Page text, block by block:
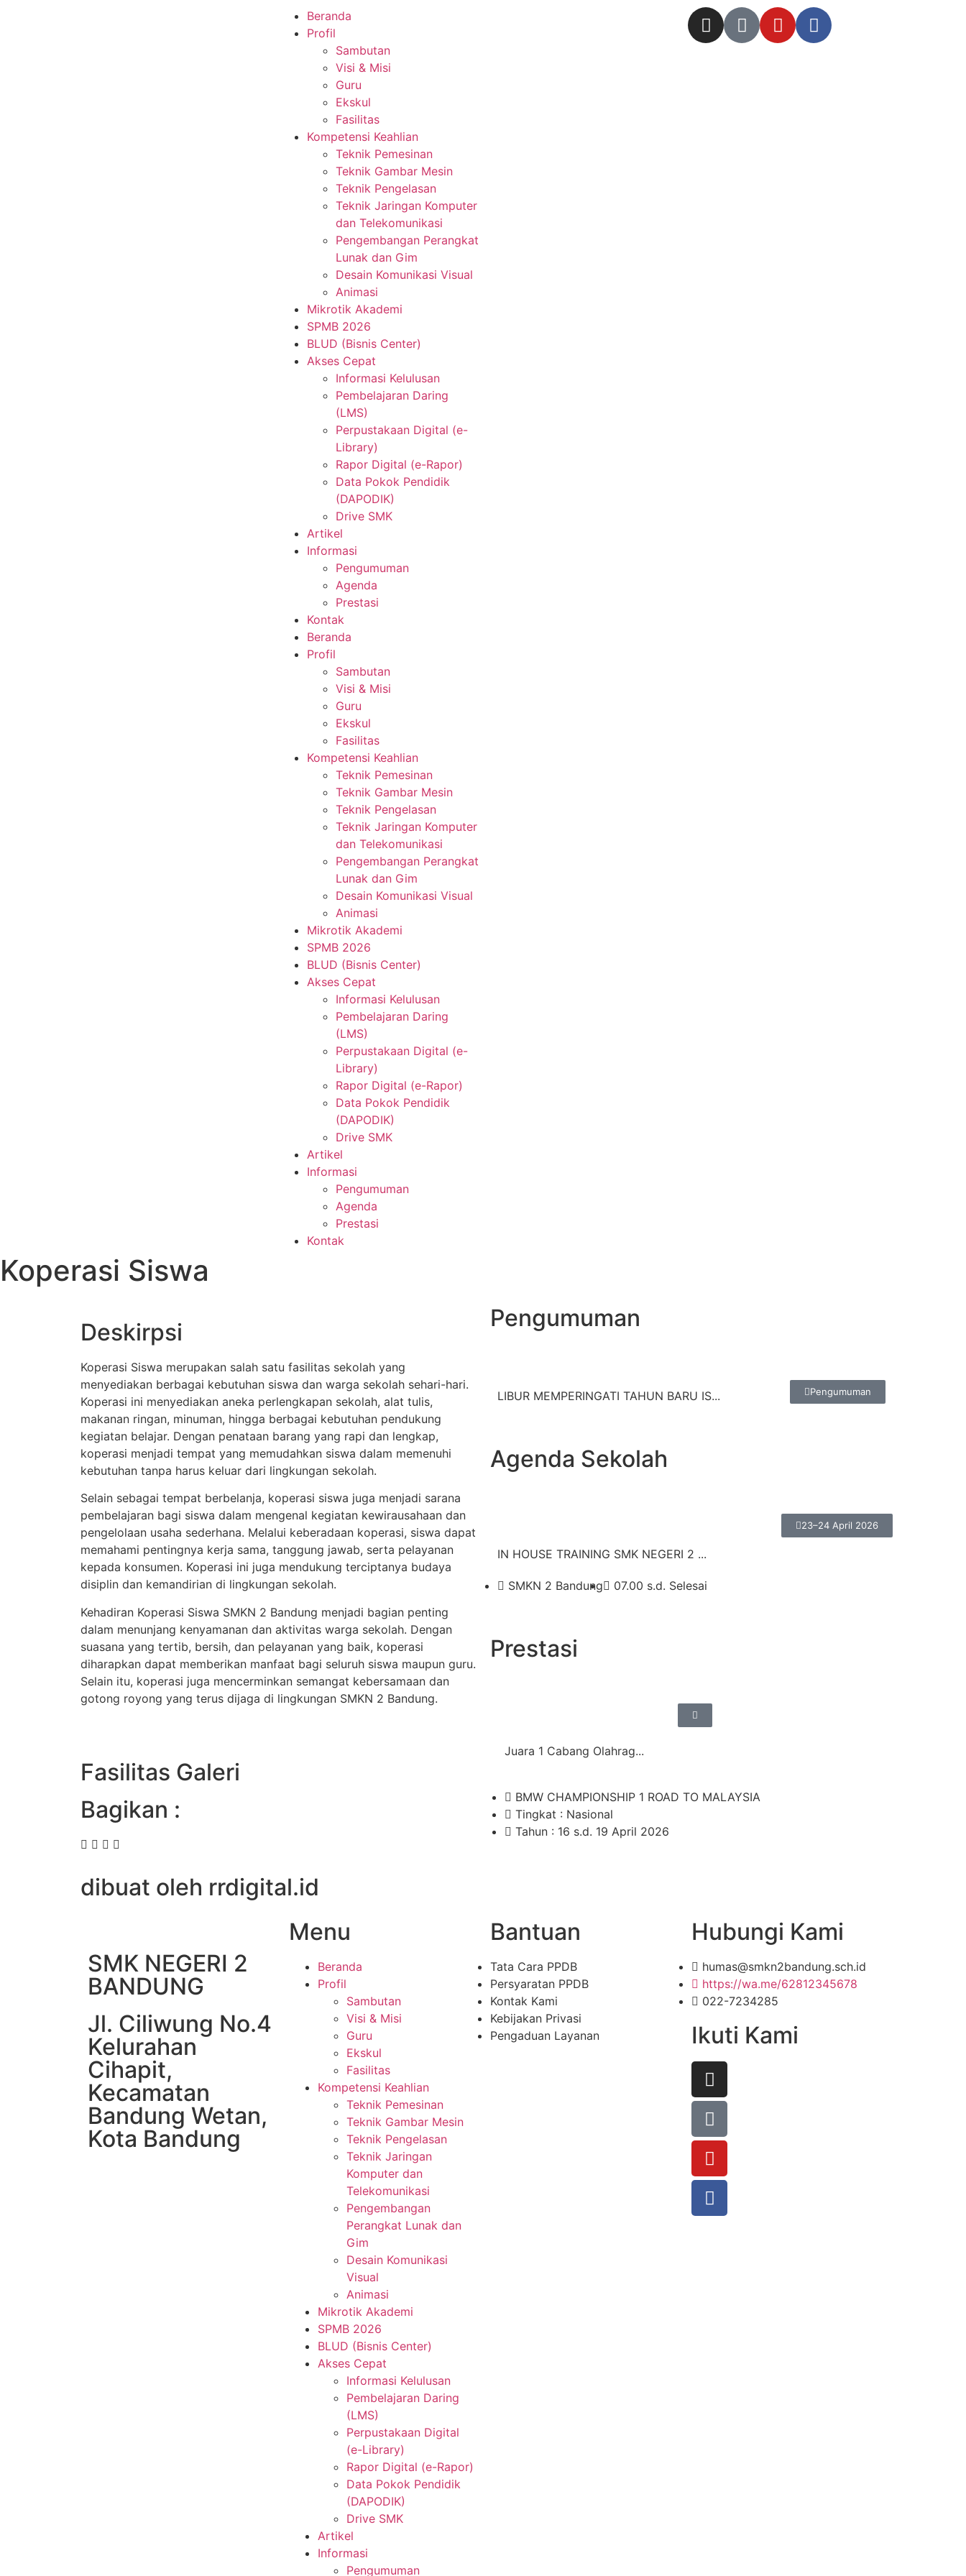
Beranda
Profil
Sambutan
Visi & Misi
Guru
Ekskul
Fasilitas
Kompetensi Keahlian
Teknik Pemesinan
Teknik Gambar Mesin
Teknik Pengelasan
Teknik Jaringan Komputer
dan Telekomunikasi
Pengembangan Perangkat
Lunak dan Gim
Desain Komunikasi Visual
Animasi
Mikrotik Akademi
SPMB 2026
BLUD (Bisnis Center)
Akses Cepat
Informasi Kelulusan
Pembelajaran Daring
(LMS)
Perpustakaan Digital (e-
Library)
Rapor Digital (e-Rapor)
Data Pokok Pendidik
(DAPODIK)
Drive SMK
Artikel
Informasi
Pengumuman
Agenda
Prestasi
Kontak
Beranda
Profil
Sambutan
Visi & Misi
Guru
Ekskul
Fasilitas
Kompetensi Keahlian
Teknik Pemesinan
Teknik Gambar Mesin
Teknik Pengelasan
Teknik Jaringan Komputer
dan Telekomunikasi
Pengembangan Perangkat
Lunak dan Gim
Desain Komunikasi Visual
Animasi
Mikrotik Akademi
SPMB 2026
BLUD (Bisnis Center)
Akses Cepat
Informasi Kelulusan
Pembelajaran Daring
(LMS)
Perpustakaan Digital (e-
Library)
Rapor Digital (e-Rapor)
Data Pokok Pendidik
(DAPODIK)
Drive SMK
Artikel
Informasi
Pengumuman
Agenda
Prestasi
Kontak
Koperasi Siswa
Deskirpsi
Koperasi Siswa merupakan salah satu fasilitas sekolah yang
menyediakan berbagai kebutuhan siswa dan warga sekolah sehari-hari.
Koperasi ini menyediakan aneka perlengkapan sekolah, alat tulis,
makanan ringan, minuman, hingga berbagai kebutuhan pendukung
kegiatan belajar. Dengan penataan barang yang rapi dan lengkap,
koperasi menjadi tempat yang memudahkan siswa dalam memenuhi
kebutuhan tanpa harus keluar dari lingkungan sekolah.
Selain sebagai tempat berbelanja, koperasi siswa juga menjadi sarana
pembelajaran bagi siswa dalam mengenal kegiatan kewirausahaan dan
pengelolaan usaha sederhana. Melalui keberadaan koperasi, siswa dapat
memahami pentingnya kerja sama, tanggung jawab, serta pelayanan
kepada konsumen. Koperasi ini juga mendukung terciptanya budaya
disiplin dan kemandirian di lingkungan sekolah.
Kehadiran Koperasi Siswa SMKN 2 Bandung menjadi bagian penting
dalam menunjang kenyamanan dan aktivitas warga sekolah. Dengan
suasana yang tertib, bersih, dan pelayanan yang baik, koperasi
diharapkan dapat memberikan manfaat bagi seluruh siswa maupun guru.
Selain itu, koperasi juga mencerminkan semangat kebersamaan dan
gotong royong yang terus dijaga di lingkungan SMKN 2 Bandung.
Fasilitas Galeri
Bagikan :
Pengumuman
Pengumuman
LIBUR MEMPERINGATI TAHUN BARU IS...
Agenda Sekolah
23–24 April 2026
IN HOUSE TRAINING SMK NEGERI 2 ...
SMKN 2 Bandung 07.00 s.d. Selesai
Prestasi
Juara 1 Cabang Olahrag...
BMW CHAMPIONSHIP 1 ROAD TO MALAYSIA
Tingkat : Nasional
Tahun : 16 s.d. 19 April 2026
dibuat oleh rrdigital.id
SMK NEGERI 2
BANDUNG
Jl. Ciliwung No.4
Kelurahan
Cihapit,
Kecamatan
Bandung Wetan,
Kota Bandung
Menu
Beranda
Profil
Sambutan
Visi & Misi
Guru
Ekskul
Fasilitas
Kompetensi Keahlian
Teknik Pemesinan
Teknik Gambar Mesin
Teknik Pengelasan
Teknik Jaringan
Komputer dan
Telekomunikasi
Pengembangan
Perangkat Lunak dan
Gim
Desain Komunikasi
Visual
Animasi
Mikrotik Akademi
SPMB 2026
BLUD (Bisnis Center)
Akses Cepat
Informasi Kelulusan
Pembelajaran Daring
(LMS)
Perpustakaan Digital
(e-Library)
Rapor Digital (e-Rapor)
Data Pokok Pendidik
(DAPODIK)
Drive SMK
Artikel
Informasi
Pengumuman
Bantuan
Tata Cara PPDB
Persyaratan PPDB
Kontak Kami
Kebijakan Privasi
Pengaduan Layanan
Hubungi Kami
humas@smkn2bandung.sch.id
https://wa.me/62812345678
022-7234285
Ikuti Kami